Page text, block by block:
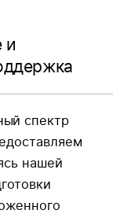
и
спектр
нашей